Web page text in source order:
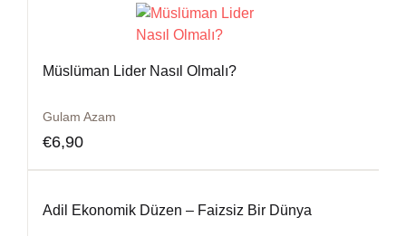
Müslüman Lider Nasıl Olmalı?
Gulam Azam
€6,90
Adil Ekonomik Düzen – Faizsiz Bir Dünya